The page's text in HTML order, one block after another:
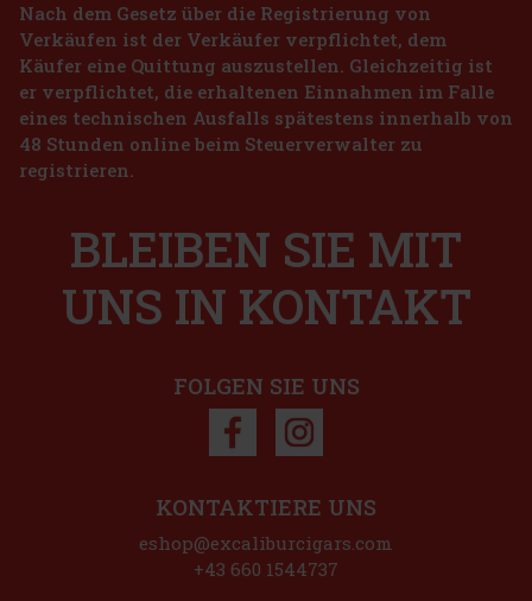
(> 5 st)
10.50 €
Bestellen
Neu
Alma Fuerte Sixto I - Hexagono A/T 1/10
Cinco de Cinco Sampler 4er
(2 st)
Bestellen
Rabatt: 50%
Nach dem Gesetz über die Registrierung von
Verkäufen ist der Verkäufer verpflichtet, dem
Käufer eine Quittung auszustellen. Gleichzeitig ist
er verpflichtet, die erhaltenen Einnahmen im Falle
eines technischen Ausfalls spätestens innerhalb von
48 Stunden online beim Steuerverwalter zu
registrieren.
BLEIBEN SIE MIT
UNS IN KONTAKT
FOLGEN SIE UNS
KONTAKTIERE UNS
eshop@excaliburcigars.com
+43 660 1544737